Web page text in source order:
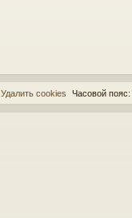
Часовой пояс:
Удалить cookies